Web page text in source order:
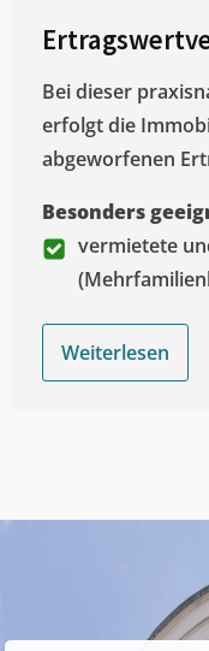
Bei dieser
erfolgt die
abgeworfenen
Besonders
vermietete
Weiterlesen